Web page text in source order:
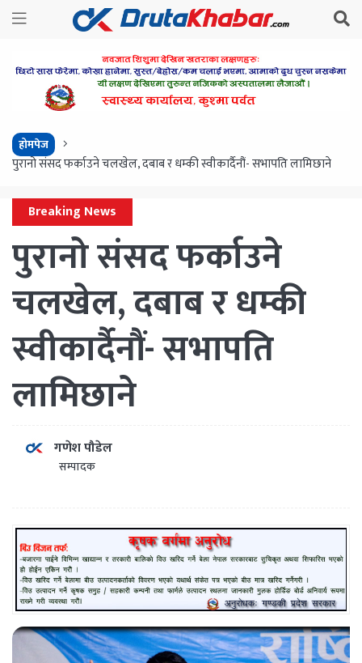
होमपेज
पुरानो संसद फर्काउने चलखेल, दबाब र धम्की स्वीकार्दैनौं- सभापति लामिछाने
Breaking News
पुरानो संसद फर्काउने
चलखेल, दबाब र धम्की
स्वीकार्दैनौं- सभापति
लामिछाने
गणेश पौडेल
सम्पादक